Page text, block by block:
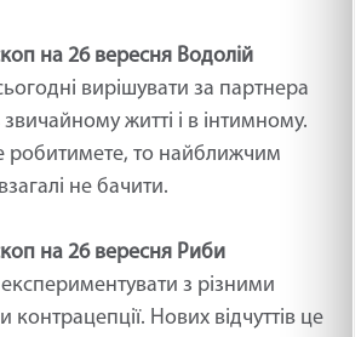
на 26 вересня Водолій
вирішувати за партнера
житті і в інтимному.
робитимете, то найближчим
не бачити.
на 26 вересня Риби
з різними
контрацепції. Нових відчуттів це